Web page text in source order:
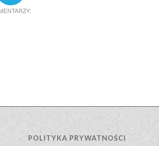
POLITYKA PRYWATNOŚCI